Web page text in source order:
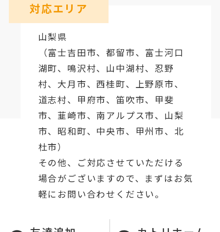
対応エリア
山梨県
（富士吉田市、都留市、 富士河口
湖町、鳴沢村、山中湖村、忍野
村、 大月市、西桂町、上野原市、
道志村、 甲府市、笛吹市、甲斐
市、韮崎市、南アルプス市、山梨
市、昭和町、中央市、甲州市、北
杜市）
その他、ご対応させていただける
場合がございますので、まずはお気
軽にお問い合わせください。